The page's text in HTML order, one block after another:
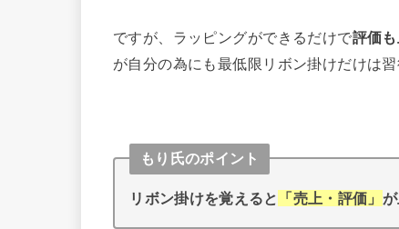
ですが、ラッピングができるだけで評価
が自分の為にも最低限リボン掛けだけは習
もり氏のポイント
リボン掛けを覚えると 「売上・評価」